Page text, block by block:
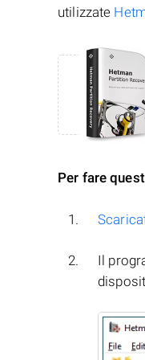
utilizzate
Per fare
Il